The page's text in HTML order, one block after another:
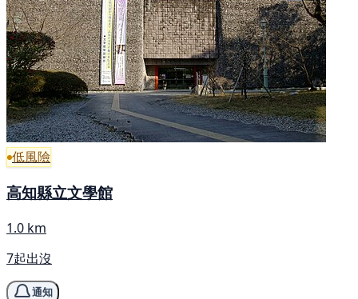
低風險
高知縣立文學館
1.0 km
7起出沒
通知